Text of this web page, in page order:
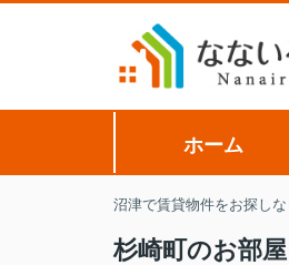
ホーム
沼津で賃貸物件をお探し
杉崎町のお部